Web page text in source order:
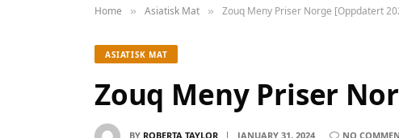
Home » Asiatisk Mat » Zouq Meny Priser Norge [Oppdatert
ASIATISK MAT
Zouq Meny Priser
BY ROBERTA TAYLOR JANUARY 31, 2024 NO